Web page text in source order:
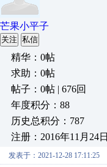
芒果小平子
关注 私信
精华：0帖
求助：0帖
帖子：0帖 | 676回
年度积分：88
历史总积分：787
注册：2016年11月24日
发表于：2021-12-28 17:11:25